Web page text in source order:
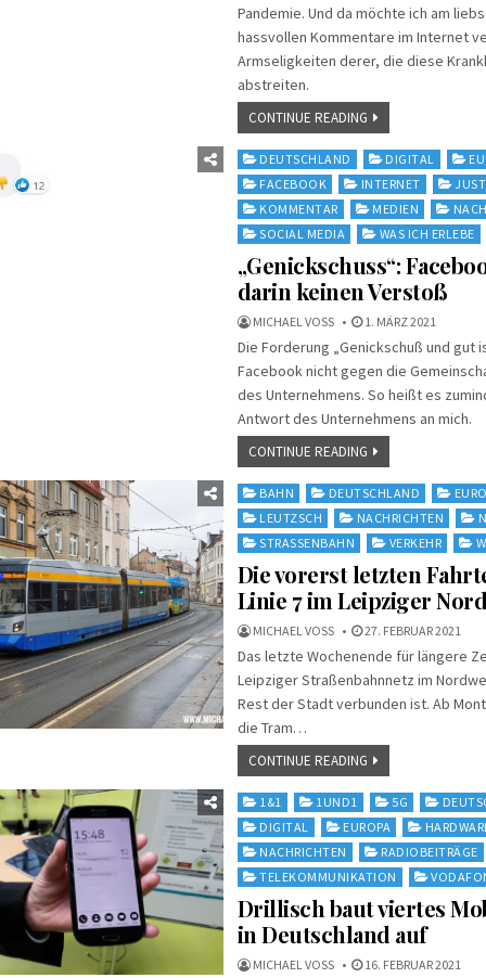
Pandemie. Und da möchte ich am
hassvollen Kommentare im Internet
Armseligkeiten derer, die diese
abstreiten.
CONTINUE READING
Posted
in
DEUTSCHLAND DIGITAL
FACEBOOK
INTERNET
KOMMENTAR
MEDIEN
SOCIAL MEDIA
WAS ICH ERLEBE
„Genickschuss“:
darin keinen Verstoß
MICHAEL VOSS 1. MÄRZ 2021
Die Forderung „Genickschuß und gut
Facebook nicht gegen die
des Unternehmens. So heißt es
Antwort des Unternehmens an mich.
CONTINUE READING
Posted
in
BAHN DEUTSCHLAND
LEUTZSCH
NACHRICHTEN
STRASSENBAHN
VERKEHR
Die vorerst letzten
Linie 7 im Leipziger
MICHAEL VOSS 27. FEBRUAR 2021
Das letzte Wochenende für längere
Leipziger Straßenbahnnetz im
Rest der Stadt verbunden ist. Ab
die Tram…
CONTINUE READING
Posted
in
1&1 1UND1 5G
DIGITAL
EUROPA
NACHRICHTEN
RADIOBEITRÄGE
TELEKOMMUNIKATION
Drillisch baut viertes
in Deutschland auf
MICHAEL VOSS 16. FEBRUAR 2021